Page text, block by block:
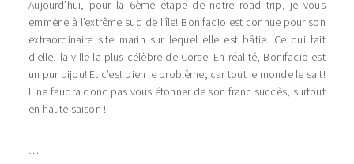
Aujourd’hui, pour la 6ème étape de notre road trip, je vous
emmène à l’extrême sud de l’île! Bonifacio est connue pour son
extraordinaire site marin sur lequel elle est bâtie. Ce qui fait
d’elle, la ville la plus célèbre de Corse. En réalité, Bonifacio est
un pur bijou! Et c’est bien le problème, car tout le monde le sait!
Il ne faudra donc pas vous étonner de son franc succès, surtout
en haute saison !
…